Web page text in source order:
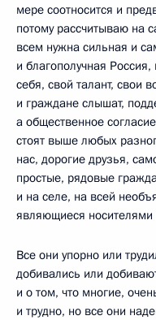
мере соотносится и
потому рассчитываю на
всем нужна сильная и
и благополучная
себя, свой талант, свои
и граждане слышат,
а общественное
стоят выше любых
нас, дорогие друзья,
простые, рядовые
и на селе, на всей
являющиеся носителями
Все они упорно или
добивались или
и о том, что многие,
и трудно, но все они